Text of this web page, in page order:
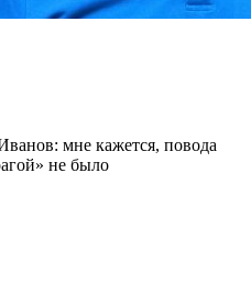
мне кажется, повода
не было